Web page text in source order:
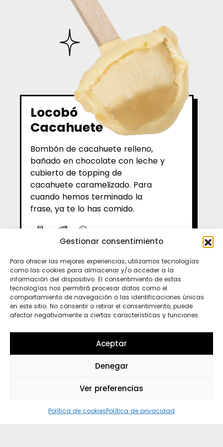
Gestionar consentimiento
Para ofrecer las mejores experiencias, utilizamos tecnologías
como las cookies para almacenar y/o acceder a la
información del dispositivo. El consentimiento de estas
tecnologías nos permitirá procesar datos como el
comportamiento de navegación o las identificaciones únicas
en este sitio. No consentir o retirar el consentimiento, puede
afectar negativamente a ciertas características y funciones.
Aceptar
Denegar
Ver preferencias
Política de cookiesPolítica de privacidad
VER MÁS
Locobó
Cacahuete
Bombón de cacahuete relleno,
bañado en chocolate con leche y
cubierto de topping de
cacahuete caramelizado. Para
cuando hemos terminado la
frase, ya te lo has comido.
356 Kcal/100g
Porque no hay loco sin polo ni polo sin